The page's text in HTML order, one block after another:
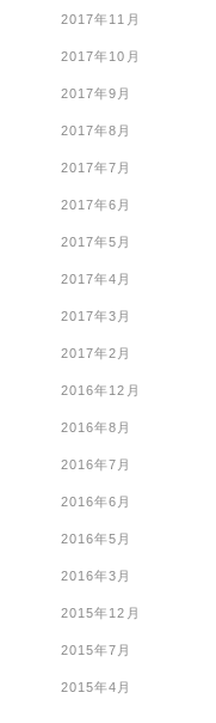
2017年11月
2017年10月
2017年9月
2017年8月
2017年7月
2017年6月
2017年5月
2017年4月
2017年3月
2017年2月
2016年12月
2016年8月
2016年7月
2016年6月
2016年5月
2016年3月
2015年12月
2015年7月
2015年4月